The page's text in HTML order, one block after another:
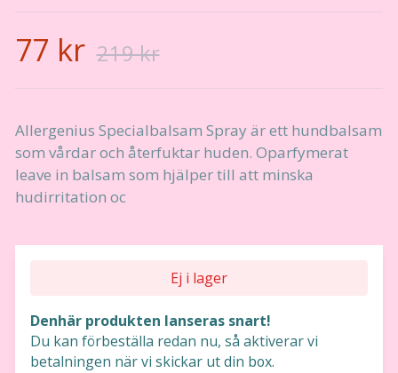
77 kr 219 kr
Allergenius Specialbalsam Spray är ett hundbalsam
som vårdar och återfuktar huden. Oparfymerat
leave in balsam som hjälper till att minska
hudirritation oc
Ej i lager
Denhär produkten lanseras snart!
Du kan förbeställa redan nu, så aktiverar vi
betalningen när vi skickar ut din box.